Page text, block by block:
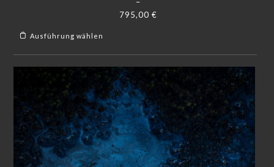
795,00 €
Ausführung wählen